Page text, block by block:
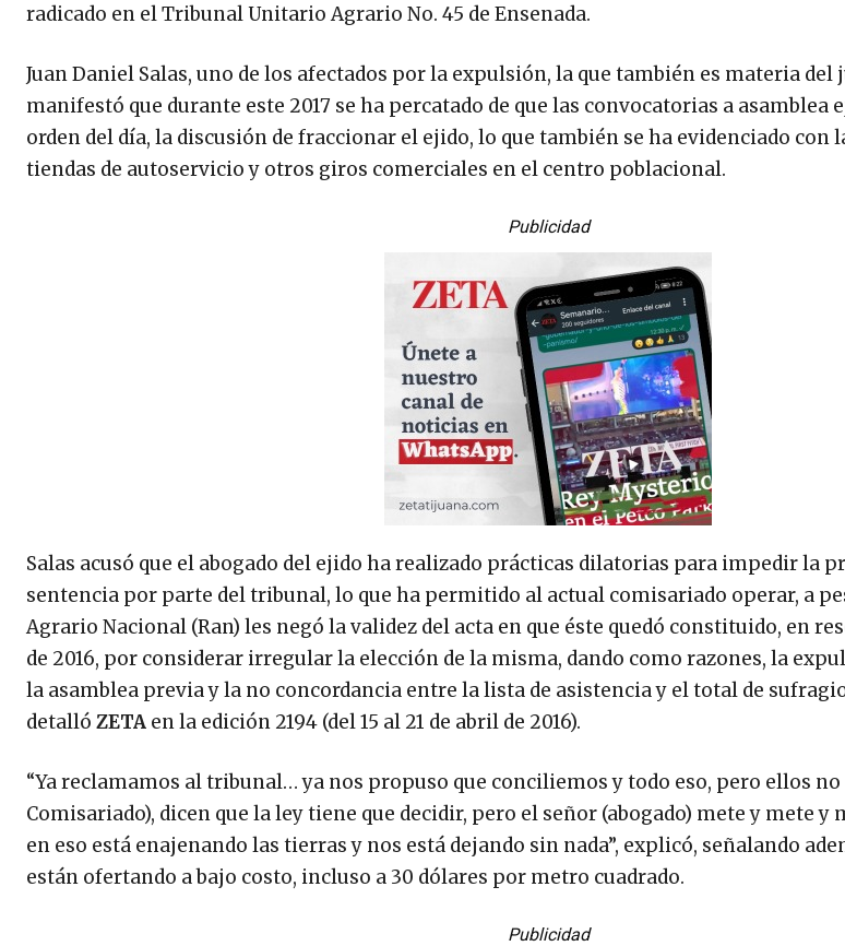
radicado en el Tribunal Unitario Agrario No. 45 de Ensenada.
Juan Daniel Salas, uno de los afectados por la expulsión, la que también es materia del
manifestó que durante este 2017 se ha percatado de que las convocatorias a asamblea
orden del día, la discusión de fraccionar el ejido, lo que también se ha evidenciado con
tiendas de autoservicio y otros giros comerciales en el centro poblacional.
Publicidad
Salas acusó que el abogado del ejido ha realizado prácticas dilatorias para impedir la
sentencia por parte del tribunal, lo que ha permitido al actual comisariado operar, a
Agrario Nacional (Ran) les negó la validez del acta en que éste quedó constituido, en
de 2016, por considerar irregular la elección de la misma, dando como razones, la
la asamblea previa y la no concordancia entre la lista de asistencia y el total de
detalló ZETA en la edición 2194 (del 15 al 21 de abril de 2016).
“Ya reclamamos al tribunal… ya nos propuso que conciliemos y todo eso, pero ellos
Comisariado), dicen que la ley tiene que decidir, pero el señor (abogado) mete y mete y
en eso está enajenando las tierras y nos está dejando sin nada”, explicó, señalando
están ofertando a bajo costo, incluso a 30 dólares por metro cuadrado.
Publicidad